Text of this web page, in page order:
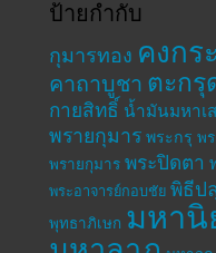
ป้ายกำกับ
กุมารทอง คงกร
คาถาบูชา ตะกรุ
กายสิทธิ์ น้ำมันมหาเ
พรายกุมาร พระกรุ พ
พรายกุมาร พระปิดตา
พระอาจารย์กอบชัย พิธีป
พุทธาภิเษก มหานิ